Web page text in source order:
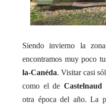
Siendo invierno la
encontramos muy poco
la-Canéda. Visitar casi
como el deCastelnaud
otra época del año. La